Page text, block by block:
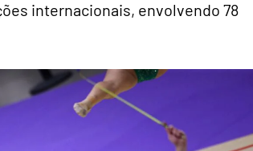
internacionais, envolvendo 78